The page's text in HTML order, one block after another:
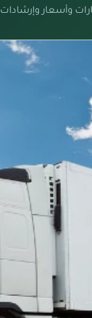
وأسعار